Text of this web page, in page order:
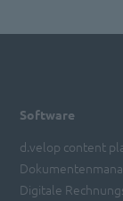
Software
d.velop content
Digitale